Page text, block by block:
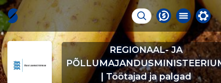
REGIONAAL- JA
| Töötajad ja palgad